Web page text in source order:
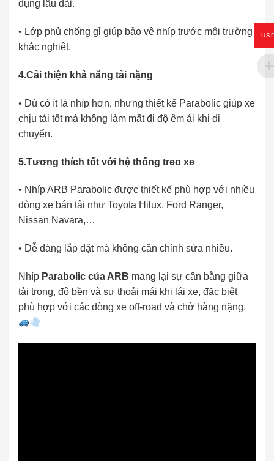
dụng lâu dài.
• Lớp phủ chống gỉ giúp bảo vệ nhíp trước môi trường
khắc nghiệt.
4.Cải thiện khả năng tải nặng
• Dù có ít lá nhíp hơn, nhưng thiết kế Parabolic giúp xe
chịu tải tốt mà không làm mất đi độ êm ái khi di
chuyển.
5.Tương thích tốt với hệ thống treo xe
• Nhíp ARB Parabolic được thiết kế phù hợp với nhiều
dòng xe bán tải như Toyota Hilux, Ford Ranger,
Nissan Navara,…
• Dễ dàng lắp đặt mà không cần chỉnh sửa nhiều.
Nhíp Parabolic của ARB mang lại sự cân bằng giữa
tải trọng, độ bền và sự thoải mái khi lái xe, đặc biệt
phù hợp với các dòng xe off-road và chở hàng nặng.